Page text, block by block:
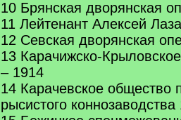
10 Брянская дворянская
11 Лейтенант Алексей
12 Севская дворянская
13 Карачижско-
– 1914
14 Карачевское общество
рысистого